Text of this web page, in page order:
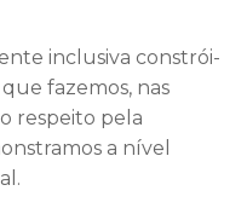
inclusiva constrói-
que fazemos, nas
respeito pela
a nível